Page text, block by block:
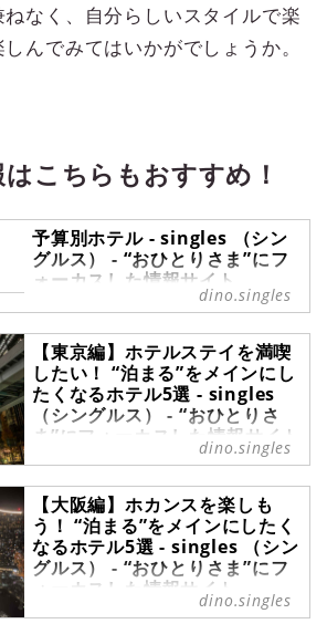
なく、自分らしいスタイルで楽
んでみてはいかがでしょうか。
こちらもおすすめ！
予算別ホテル - singles （シン
グルス） - “おひとりさま”にフ
ォーカスした情報サイト
予算別ホテル の記事一覧 -
『singles』は、“おひとりさま“に焦
点を当てた情報サイトです。パート
ナーの有無に関わらず、自分らしい
生活を謳歌する彼・彼女たちのライ
フスタイルを紹介します。
dino.singles
【東京編】ホテルステイを満喫
したい！ “泊まる”をメインにし
たくなるホテル5選 - singles
（シングルス） - “おひとりさ
ま”にフォーカスした情報サイト
「ホテルは旅行のときに泊まるも
の」そう考えている方も多いでしょ
う。しかし、最近では、泊まること
をメインにしたくなるようなホテル
やプランが充実しています。今回
は、東京でのホテルステイにおすす
めのホテルを5つご紹介。ぜひ参考
dino.singles
【大阪編】ホカンスを楽しも
う！ “泊まる”をメインにしたく
なるホテル5選 - singles （シン
グルス） - “おひとりさま”にフ
ォーカスした情報サイト
旅行で宿泊することが多いホテルで
dino.singles